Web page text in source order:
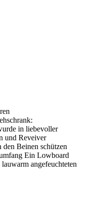
in liebevoller
und Reveiver
Beinen schützen
Ein Lowboard
angefeuchteten